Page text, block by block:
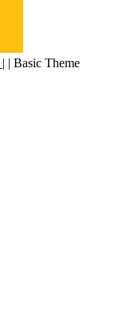
| | Basic Theme